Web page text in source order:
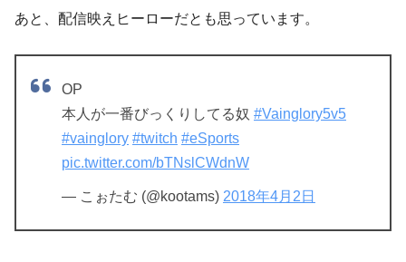
あと、配信映えヒーローだとも思っています。
OP
本人が一番びっくりしてる奴 #Vainglory5v5
#vainglory #twitch #eSports
pic.twitter.com/bTNslCWdnW
— こぉたむ (@kootams) 2018年4月2日